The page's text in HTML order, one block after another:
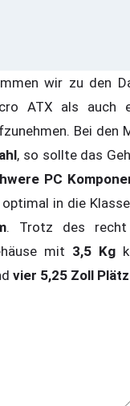
wir zu den
ATX als auch
Bei den
, so sollte das
PC
in die
. Trotz des recht
mit 3,5 Kg
vier 5,25 Zoll